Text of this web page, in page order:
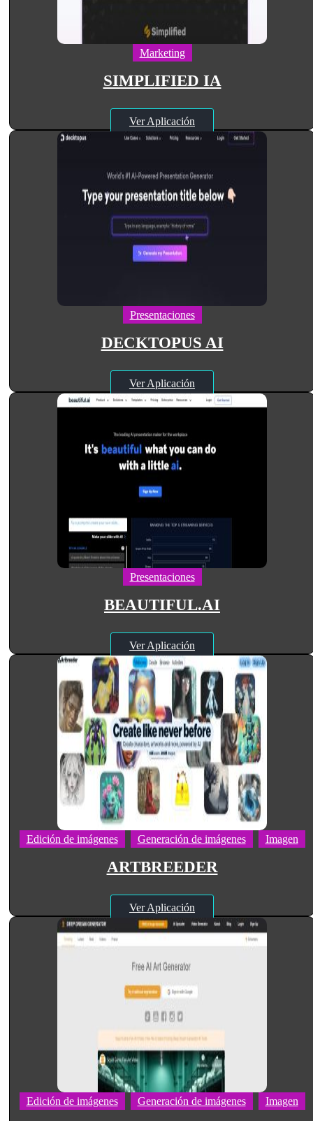
Marketing
SIMPLIFIED IA
Ver Aplicación
Presentaciones
DECKTOPUS AI
Ver Aplicación
Presentaciones
BEAUTIFUL.AI
Ver Aplicación
Edición de imágenes Generación de imágenes Imagen
ARTBREEDER
Ver Aplicación
Edición de imágenes Generación de imágenes Imagen